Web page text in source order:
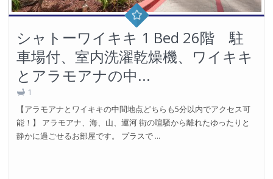
シャトーワイキキ 1 Bed 26階 駐
車場付、室内洗濯乾燥機、ワイキキ
とアラモアナの中...
1
【アラモアナとワイキキの中間地点どちらも5分以内でアクセス可
能！】 アラモアナ、海、山、運河 街の喧騒から離れたゆったりと
静かに過ごせるお部屋です。 プラスで ...